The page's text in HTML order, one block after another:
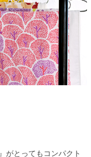
がとってもコンパクト